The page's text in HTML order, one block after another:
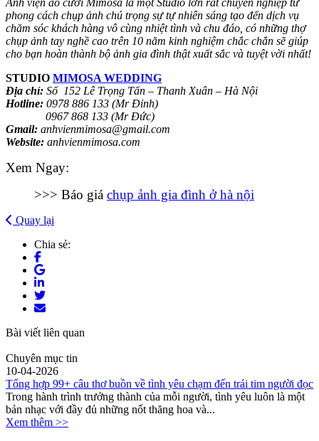
Ảnh viện áo cưới Mimosa là một Studio lớn rất chuyên nghiệp từ
phong cách chụp ảnh chú trọng sự tự nhiên sáng tạo đến dịch vụ
chăm sóc khách hàng vô cùng nhiệt tình và chu đáo, có những thợ
chụp ảnh tay nghề cao trên 10 năm kinh nghiệm chắc chắn sẽ giúp
cho bạn hoàn thành bộ ảnh gia đình thậtxuất sắc và tuyệt vời nhất!
STUDIO MIMOSA WEDDING
Địa chỉ: Số 152 Lê Trọng Tấn – Thanh Xuân – Hà Nội
Hotline: 0978 886 133 (Mr Đỉnh)
0967 868 133 (Mr Đức)
Gmail: anhvienmimosa@gmail.com
Website: anhvienmimosa.com
Xem Ngay:
>>> Báo giá chụp ảnh gia đình ở hà nội
Quay lại
Chia sẻ:
Bài viết liên quan
Chuyên mục tin
10-04-2026
Tổng hợp 99+ câu thơ buồn về tình yêu chạm đến trái tim người đọc
Trong hành trình trưởng thành của mỗi người, tình yêu luôn là một
bản nhạc với đầy đủ những nốt thăng hoa và...
Xem thêm >>